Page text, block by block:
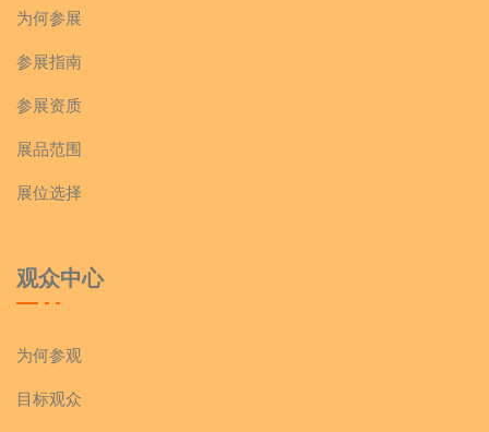
为何参展
参展指南
参展资质
展品范围
展位选择
观众中心
为何参观
目标观众